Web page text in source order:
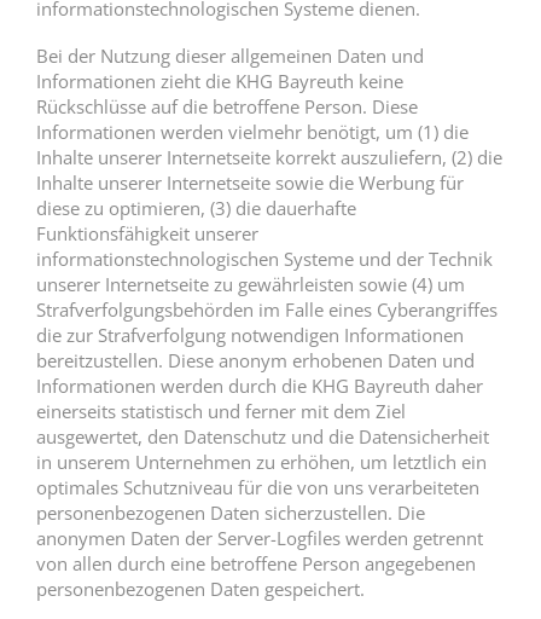
informationstechnologischen Systeme dienen.
Bei der Nutzung dieser allgemeinen Daten und
Informationen zieht die KHG Bayreuth keine
Rückschlüsse auf die betroffene Person. Diese
Informationen werden vielmehr benötigt, um (1) die
Inhalte unserer Internetseite korrekt auszuliefern, (2) die
Inhalte unserer Internetseite sowie die Werbung für
diese zu optimieren, (3) die dauerhafte
Funktionsfähigkeit unserer
informationstechnologischen Systeme und der Technik
unserer Internetseite zu gewährleisten sowie (4) um
Strafverfolgungsbehörden im Falle eines Cyberangriffes
die zur Strafverfolgung notwendigen Informationen
bereitzustellen. Diese anonym erhobenen Daten und
Informationen werden durch die KHG Bayreuth daher
einerseits statistisch und ferner mit dem Ziel
ausgewertet, den Datenschutz und die Datensicherheit
in unserem Unternehmen zu erhöhen, um letztlich ein
optimales Schutzniveau für die von uns verarbeiteten
personenbezogenen Daten sicherzustellen. Die
anonymen Daten der Server-Logfiles werden getrennt
von allen durch eine betroffene Person angegebenen
personenbezogenen Daten gespeichert.